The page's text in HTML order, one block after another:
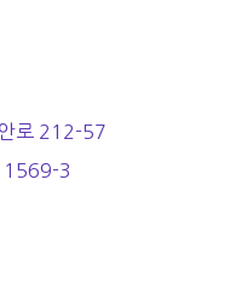
안로 212-57
1569-3